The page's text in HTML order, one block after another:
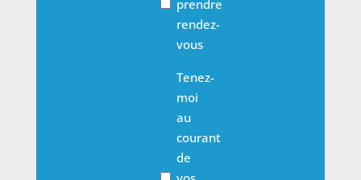
prendre
rendez-
vous
Email
Opt
Tenez-
moi
au
courant
de